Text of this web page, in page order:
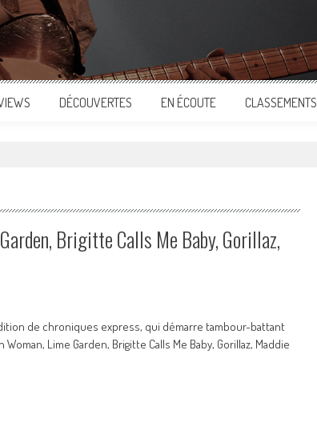
DÉCOUVERTES EN ÉCOUTE CLASSEMENTS
Brigitte Calls Me Baby, Gorillaz,
de chroniques express, qui démarre tambour-battant
Woman, Lime Garden, Brigitte Calls Me Baby, Gorillaz, Maddie